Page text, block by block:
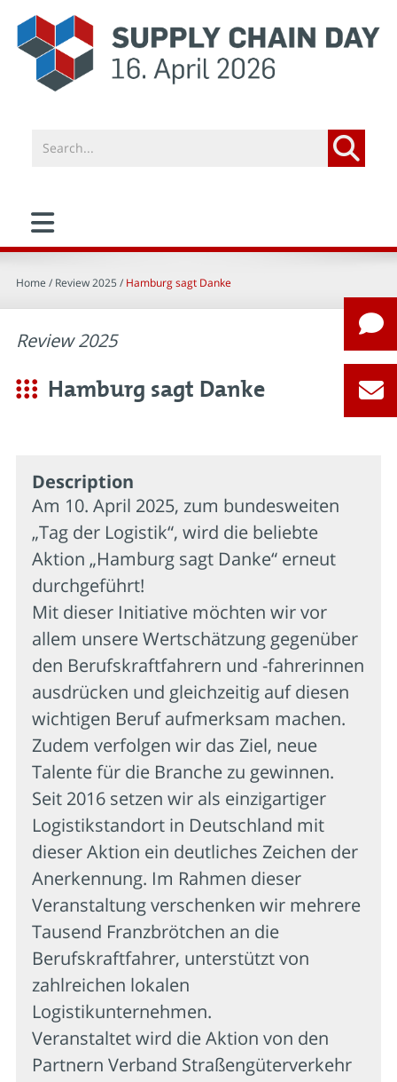
Home / Review 2025 / Hamburg sagt Danke
Review 2025
Hamburg sagt Danke
Description
Am 10. April 2025, zum bundesweiten
„Tag der Logistik“, wird die beliebte
Aktion „Hamburg sagt Danke“ erneut
durchgeführt!
Mit dieser Initiative möchten wir vor
allem unsere Wertschätzung gegenüber
den Berufskraftfahrern und -fahrerinnen
ausdrücken und gleichzeitig auf diesen
wichtigen Beruf aufmerksam machen.
Zudem verfolgen wir das Ziel, neue
Talente für die Branche zu gewinnen.
Seit 2016 setzen wir als einzigartiger
Logistikstandort in Deutschland mit
dieser Aktion ein deutliches Zeichen der
Anerkennung. Im Rahmen dieser
Veranstaltung verschenken wir mehrere
Tausend Franzbrötchen an die
Berufskraftfahrer, unterstützt von
zahlreichen lokalen
Logistikunternehmen.
Veranstaltet wird die Aktion von den
Partnern Verband Straßengüterverkehr